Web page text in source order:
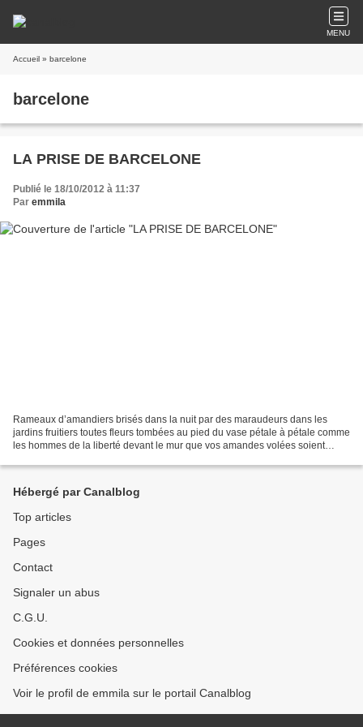
MENU
Accueil » barcelone
barcelone
LA PRISE DE BARCELONE
Publié le 18/10/2012 à 11:37
Par emmila
Rameaux d’amandiers brisés dans la nuit par des maraudeurs dans les
jardins fruitiers toutes fleurs tombées au pied du vase pétale à pétale comme
les hommes de la liberté devant le mur que vos amandes volées soient
Hébergé par Canalblog
Top articles
Pages
Contact
Signaler un abus
C.G.U.
Cookies et données personnelles
Préférences cookies
Voir le profil de emmila sur le portail Canalblog